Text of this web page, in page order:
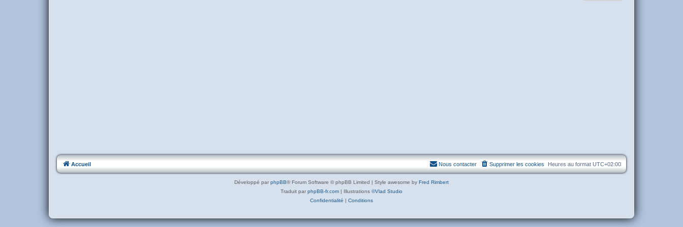
Accueil Heures au format UTC+02:00
Supprimer les cookies
Nous contacter
Développé par phpBB® Forum Software © phpBB Limited | Style awesome by Fred Rimbert
Traduit par phpBB-fr.com | Illustrations ©Vlad Studio
Confidentialité | Conditions